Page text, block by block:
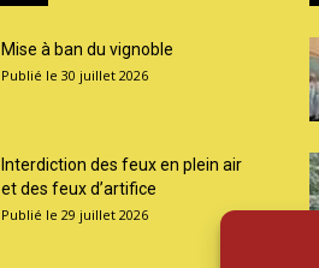
Mise à ban du vignoble
30 juillet 2026
Interdiction des feux en plein air
et des feux d’artifice
29 juillet 2026